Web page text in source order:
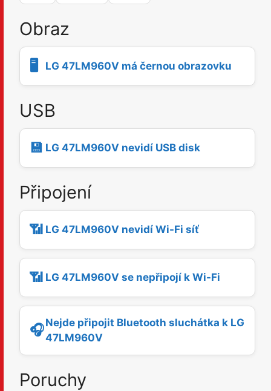
Obraz
🖥️ LG 47LM960V má černou obrazovku
USB
💾 LG 47LM960V nevidí USB disk
Připojení
📶 LG 47LM960V nevidí Wi-Fi síť
📶 LG 47LM960V se nepřipojí k Wi-Fi
🎧Nejde připojit Bluetooth sluchátka k LG
47LM960V
Poruchy